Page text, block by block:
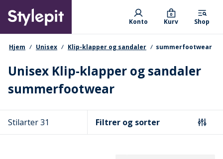
main
content
Primary departments
Konto Kurv
0
Shop
navigationssti
Hjem Unisex Klip-klapper og sandaler summerfootwear
Unisex Klip-klapper og sandaler
summerfootwear
Stilarter 31 Filtrer og sorter